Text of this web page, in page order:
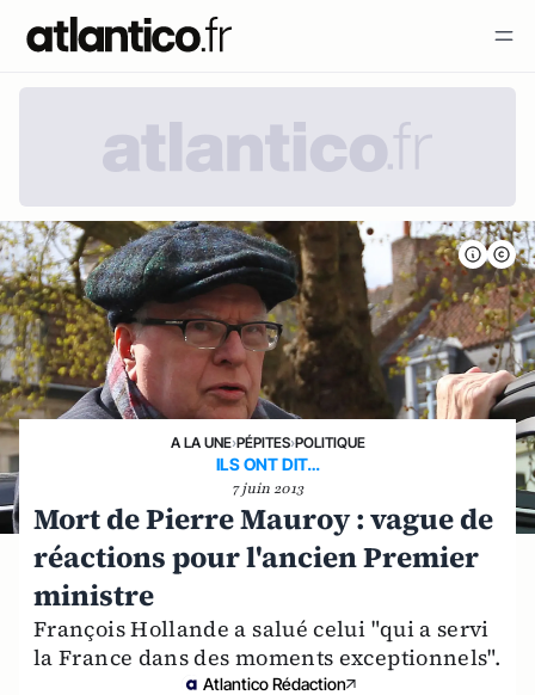
A LA UNE›PÉPITES›POLITIQUE
ILS ONT DIT…
7 juin 2013
Mort de Pierre Mauroy : vague de
réactions pour l'ancien Premier
ministre
François Hollande a salué celui "qui a servi
la France dans des moments exceptionnels".
Atlantico Rédaction